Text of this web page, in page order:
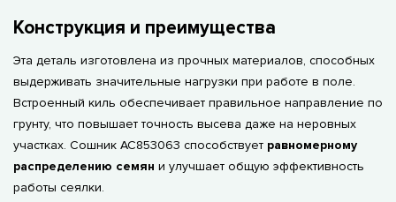
Конструкция и преимущества
Эта деталь изготовлена из прочных материалов, способных
выдерживать значительные нагрузки при работе в поле.
Встроенный киль обеспечивает правильное направление по
грунту, что повышает точность высева даже на неровных
участках. Сошник AC853063 способствует равномерному
распределению семян и улучшает общую эффективность
работы сеялки.